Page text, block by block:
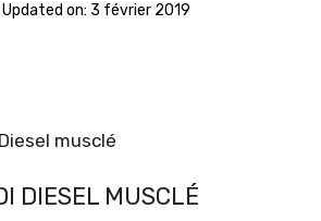
Updated on: 3 février 2019
musclé
DIESEL MUSCLÉ